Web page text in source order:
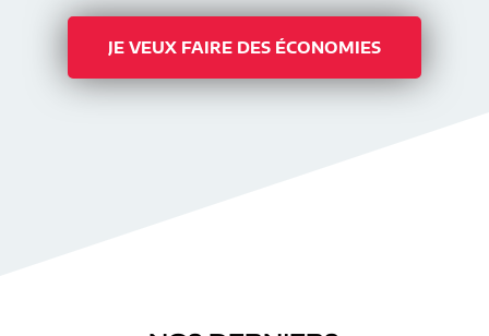
JE VEUX FAIRE DES ÉCONOMIES